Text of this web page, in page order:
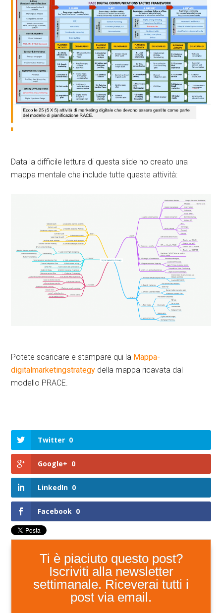
Data la difficile lettura di questa slide ho creato una
mappa mentale che include tutte queste attività:
Potete scaricare e stampare qui la Mappa-
digitalmarketingstrategy della mappa ricavata dal
modello PRACE.
Twitter 0
Google+ 0
LinkedIn 0
Facebook 0
Ti è piaciuto questo post?
Iscriviti alla newsletter
settimanale. Riceverai tutti i
post via email.